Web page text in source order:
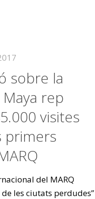
sobre la
rep
visites
primers
del MARQ
les ciutats perdudes”